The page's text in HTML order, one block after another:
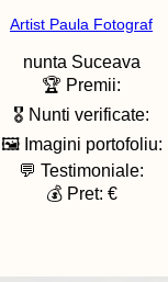
Artist Paula Fotograf
nunta Suceava
🏆 Premii:
🎖️ Nunti verificate:
🖼️ Imagini portofoliu:
💬 Testimoniale:
💰 Pret: €